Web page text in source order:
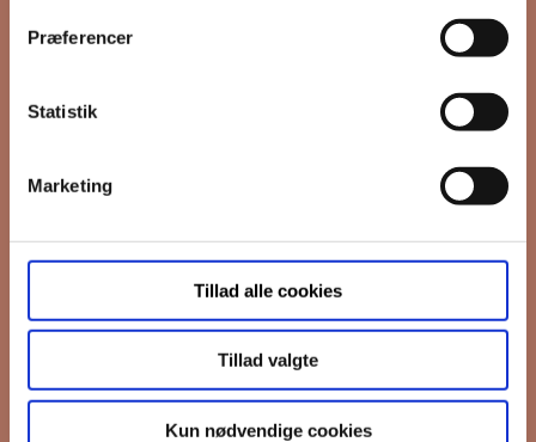
Præferencer
Statistik
Marketing
Tillad alle cookies
Tillad valgte
Kun nødvendige cookies
Efternavn
Ejerboliger
Lejeboliger